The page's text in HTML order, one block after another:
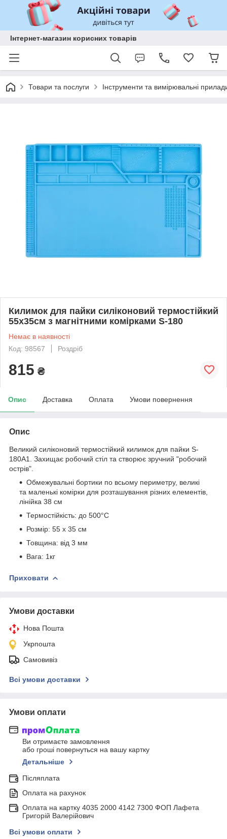
Інтернет-магазин корисних товарів
Товари та послуги Інструменти та вимірювальні
Килимок для пайки силіконовий термостійкий
55x35см з магнітними комірками S-180
Немає в наявності
Код: 98567
Роздріб
815 ₴
Опис Доставка Оплата Умови повернення
Опис
Великий силіконовий термостійкий килимок для пайки S-
180А1. Захищає робочий стіл та створює зручний "робочий
острів".
Обмежувальні бортики по всьому периметру, великі
та маленькі комірки для розташування різних елементів,
лінійка 38 см
Термостійкість: до 500°С
Розмір: 55 х 35 см
Товщина: від 3 мм
Вага: 1кг
Приховати
Умови доставки
Нова Пошта
Укрпошта
Самовивіз
Всі умови доставки
Умови оплати
Ви отримаєте замовлення
або гроші повернуться на вашу картку
Детальніше
Післяплата
Оплата на рахунок
Оплата на картку 4035 2000 4142 7300 ФОП Лафета
Григорій Валерійович
Всі умови оплати